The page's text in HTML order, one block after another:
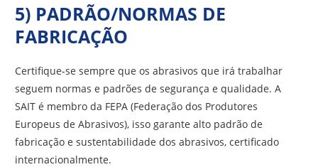
5) PADRÃO/NORMAS DE
FABRICAÇÃO
Certifique-se sempre que os abrasivos que irá trabalhar
seguem normas e padrões de segurança e qualidade. A
SAIT é membro da FEPA (Federação dos Produtores
Europeus de Abrasivos), isso garante alto padrão de
fabricação e sustentabilidade dos abrasivos, certificado
internacionalmente.